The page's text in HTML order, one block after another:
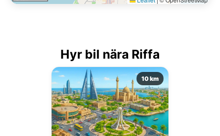
Hyr bil nära Riffa
10 km